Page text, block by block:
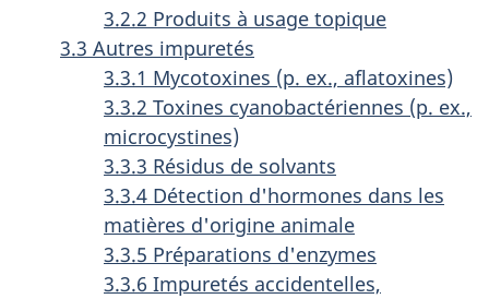
3.2.2 Produits à usage topique
3.3 Autres impuretés
3.3.1 Mycotoxines (p. ex., aflatoxines)
3.3.2 Toxines cyanobactériennes (p. ex.,
microcystines)
3.3.3 Résidus de solvants
3.3.4 Détection d'hormones dans les
matières d'origine animale
3.3.5 Préparations d'enzymes
3.3.6 Impuretés accidentelles,